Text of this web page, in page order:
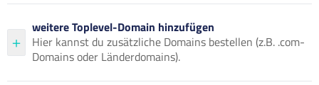
weitere Toplevel-Domain hinzufügen
Hier kannst du zusätzliche Domains bestellen (z.B. .com-
Domains oder Länderdomains).